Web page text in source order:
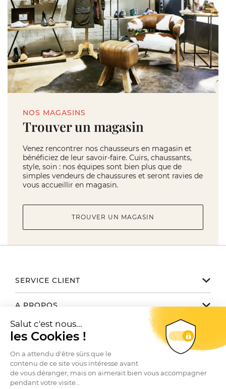
NOS MAGASINS
Trouver un magasin
Venez rencontrer nos chausseurs en magasin et
bénéficiez de leur savoir-faire. Cuirs, chaussants,
style, soin : nos équipes sont bien plus que de
simples vendeurs de chaussures et seront ravies de
vous accueillir en magasin.
TROUVER UN MAGASIN
SERVICE CLIENT
de 9h à 17h du lundi au vendredi
Email serviceclient@manbow.fr
Téléphone01 78 35 10 20
Conditions générales des promotions
Conditions générales de vente
A PROPOS
Nos engagements
Le Club
Nos marques
NOUS TROUVER / CONTACTER
Toutes nos boutiques
Contactez-nous SUIVEZ-NOUS